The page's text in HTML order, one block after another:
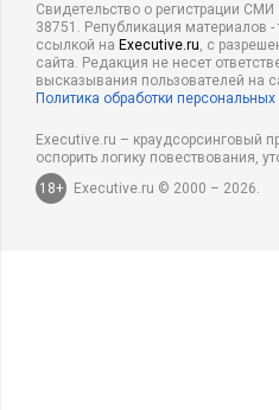
Свидетельство о регистрации
38751. Републикация материалов -
ссылкой на Executive.ru, с
сайта. Редакция не несет
высказывания пользователей на
Политика обработки
Executive.ru – краудсорсинговый
оспорить логику повествования,
18+
Executive.ru © 2000 – 2026.